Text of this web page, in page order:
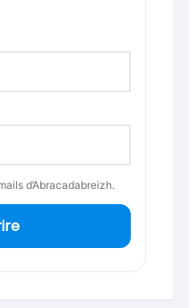
d’Abracadabreizh.